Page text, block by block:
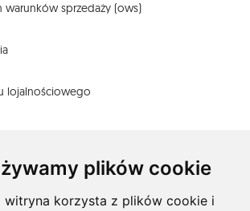
plików cookie
witryna korzysta z plików cookie i
sprzedaży (ows)
lojalnościowego
w sklepie olium.pl?